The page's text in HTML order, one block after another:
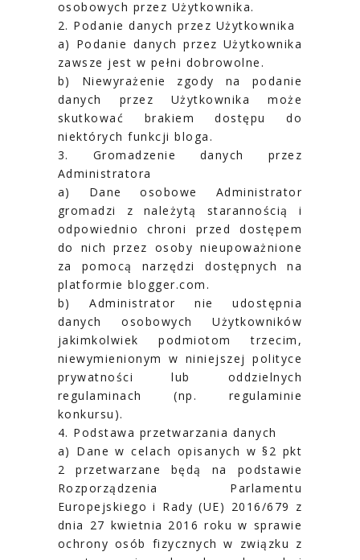
osobowych przez Użytkownika.
2. Podanie danych przez Użytkownika
a) Podanie danych przez Użytkownika
zawsze jest w pełni dobrowolne.
b) Niewyrażenie zgody na podanie
danych przez Użytkownika może
skutkować brakiem dostępu do
niektórych funkcji bloga.
3. Gromadzenie danych przez
Administratora
a) Dane osobowe Administrator
gromadzi z należytą starannością i
odpowiednio chroni przed dostępem
do nich przez osoby nieupoważnione
za pomocą narzędzi dostępnych na
platformie blogger.com.
b) Administrator nie udostępnia
danych osobowych Użytkowników
jakimkolwiek podmiotom trzecim,
niewymienionym w niniejszej polityce
prywatności lub oddzielnych
regulaminach (np. regulaminie
konkursu).
4. Podstawa przetwarzania danych
a) Dane w celach opisanych w §2 pkt
2 przetwarzane będą na podstawie
Rozporządzenia Parlamentu
Europejskiego i Rady (UE) 2016/679 z
dnia 27 kwietnia 2016 roku w sprawie
ochrony osób fizycznych w związku z